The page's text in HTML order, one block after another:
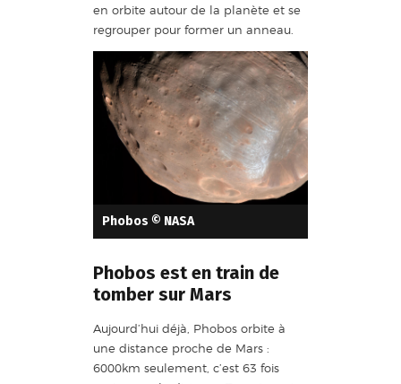
en orbite autour de la planète et se
regrouper pour former un anneau.
Phobos © NASA
Phobos est en train de
tomber sur Mars
Aujourd’hui déjà, Phobos orbite à
une distance proche de Mars :
6000km seulement, c’est 63 fois